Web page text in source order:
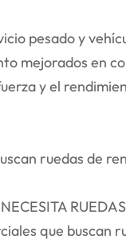
pesado y
mejorados en
y el
ruedas de
que buscan